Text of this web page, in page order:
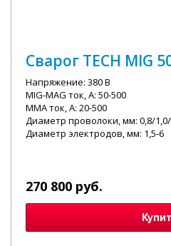
Сварог TECH MIG
Напряжение: 380 В
MIG-MAG ток, А: 50-500
MMA ток, А: 20-500
Диаметр проволоки, мм: 0,8/
Диаметр электродов, мм: 1,5-6
270 800 руб.